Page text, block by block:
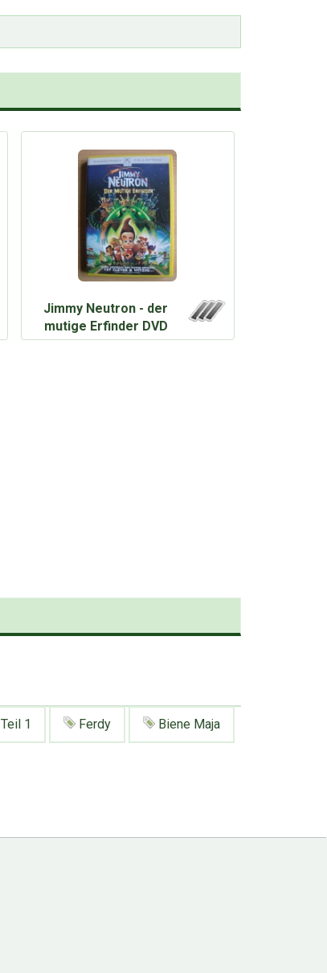
Jimmy Neutron - der
mutige Erfinder DVD
Teil 1 Ferdy Biene Maja